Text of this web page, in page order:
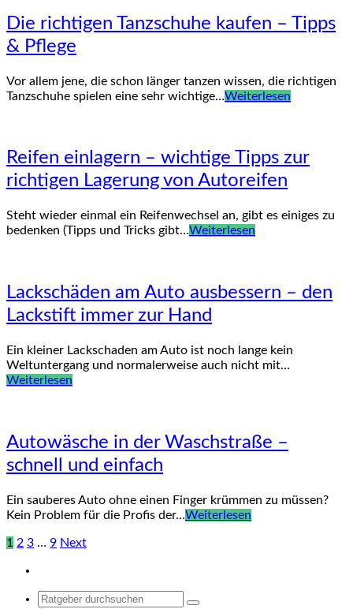
Die richtigen Tanzschuhe kaufen – Tipps
& Pflege
Vor allem jene, die schon länger tanzen wissen, die richtigen
Tanzschuhe spielen eine sehr wichtige…Weiterlesen
Reifen einlagern – wichtige Tipps zur
richtigen Lagerung von Autoreifen
Steht wieder einmal ein Reifenwechsel an, gibt es einiges zu
bedenken (Tipps und Tricks gibt…Weiterlesen
Lackschäden am Auto ausbessern – den
Lackstift immer zur Hand
Ein kleiner Lackschaden am Auto ist noch lange kein
Weltuntergang und normalerweise auch nicht mit…
Weiterlesen
Autowäsche in der Waschstraße –
schnell und einfach
Ein sauberes Auto ohne einen Finger krümmen zu müssen?
Kein Problem für die Profis der…Weiterlesen
1 2 3 … 9 Next
Search